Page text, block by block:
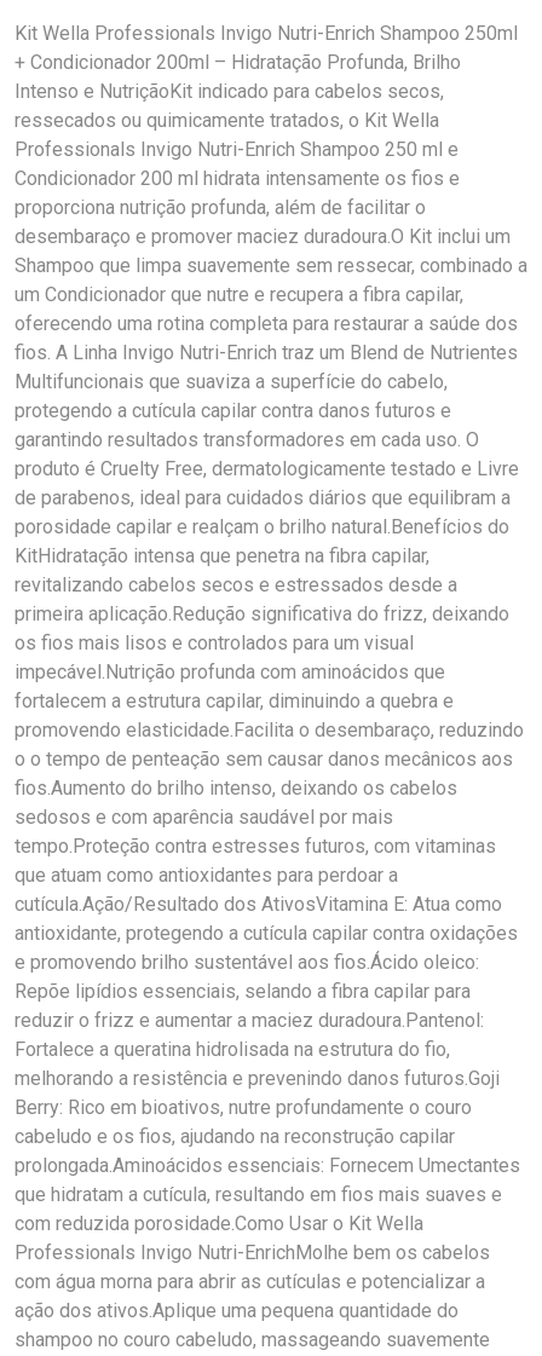
Kit Wella Professionals Invigo Nutri-Enrich Shampoo 250ml
+ Condicionador 200ml – Hidratação Profunda, Brilho
Intenso e NutriçãoKit indicado para cabelos secos,
ressecados ou quimicamente tratados, o Kit Wella
Professionals Invigo Nutri-Enrich Shampoo 250 ml e
Condicionador 200 ml hidrata intensamente os fios e
proporciona nutrição profunda, além de facilitar o
desembaraço e promover maciez duradoura.O Kit inclui um
Shampoo que limpa suavemente sem ressecar, combinado a
um Condicionador que nutre e recupera a fibra capilar,
oferecendo uma rotina completa para restaurar a saúde dos
fios. A Linha Invigo Nutri-Enrich traz um Blend de Nutrientes
Multifuncionais que suaviza a superfície do cabelo,
protegendo a cutícula capilar contra danos futuros e
garantindo resultados transformadores em cada uso. O
produto é Cruelty Free, dermatologicamente testado e Livre
de parabenos, ideal para cuidados diários que equilibram a
porosidade capilar e realçam o brilho natural.Benefícios do
KitHidratação intensa que penetra na fibra capilar,
revitalizando cabelos secos e estressados desde a
primeira aplicação.Redução significativa do frizz, deixando
os fios mais lisos e controlados para um visual
impecável.Nutrição profunda com aminoácidos que
fortalecem a estrutura capilar, diminuindo a quebra e
promovendo elasticidade.Facilita o desembaraço, reduzindo
o o tempo de penteação sem causar danos mecânicos aos
fios.Aumento do brilho intenso, deixando os cabelos
sedosos e com aparência saudável por mais
tempo.Proteção contra estresses futuros, com vitaminas
que atuam como antioxidantes para perdoar a
cutícula.Ação/Resultado dos AtivosVitamina E: Atua como
antioxidante, protegendo a cutícula capilar contra oxidações
e promovendo brilho sustentável aos fios.Ácido oleico:
Repõe lipídios essenciais, selando a fibra capilar para
reduzir o frizz e aumentar a maciez duradoura.Pantenol:
Fortalece a queratina hidrolisada na estrutura do fio,
melhorando a resistência e prevenindo danos futuros.Goji
Berry: Rico em bioativos, nutre profundamente o couro
cabeludo e os fios, ajudando na reconstrução capilar
prolongada.Aminoácidos essenciais: Fornecem Umectantes
que hidratam a cutícula, resultando em fios mais suaves e
com reduzida porosidade.Como Usar o Kit Wella
Professionals Invigo Nutri-EnrichMolhe bem os cabelos
com água morna para abrir as cutículas e potencializar a
ação dos ativos.Aplique uma pequena quantidade do
shampoo no couro cabeludo, massageando suavemente